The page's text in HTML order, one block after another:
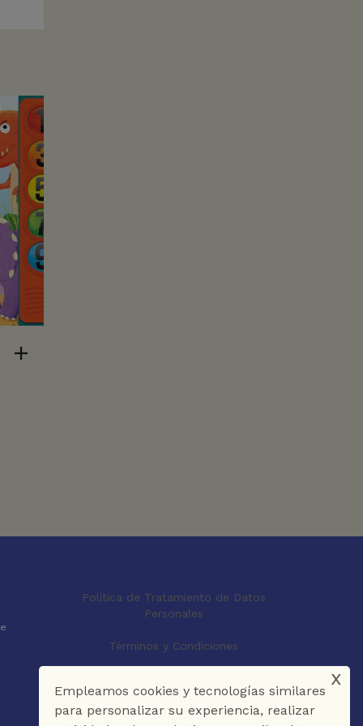
Política de Tratamiento de Datos
Personales
Términos y Condiciones
Empleamos cookies y tecnologías similares
para personalizar su experiencia, realizar
x